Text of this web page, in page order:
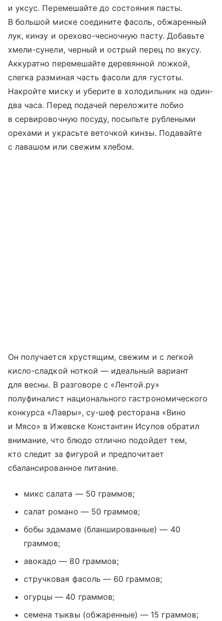
и уксус. Перемешайте до состояния пасты.
В большой миске соедините фасоль, обжаренный
лук, кинзу и орехово-чесночную пасту. Добавьте
хмели-сунели, черный и острый перец по вкусу.
Аккуратно перемешайте деревянной ложкой,
слегка разминая часть фасоли для густоты.
Накройте миску и уберите в холодильник на один-
два часа. Перед подачей переложите лобио
в сервировочную посуду, посыпьте рублеными
орехами и украсьте веточкой кинзы. Подавайте
с лавашом или свежим хлебом.
Он получается хрустящим, свежим и с легкой
кисло-сладкой ноткой — идеальный вариант
для весны. В разговоре с «Лентой.ру»
полуфиналист национального гастрономического
конкурса «Лавры», су-шеф ресторана «Вино
и Мясо» в Ижевске Константин Исупов обратил
внимание, что блюдо отлично подойдет тем,
кто следит за фигурой и предпочитает
сбалансированное питание.
микс салата — 50 граммов;
салат романо — 50 граммов;
бобы эдамаме (бланшированные) — 40
граммов;
авокадо — 80 граммов;
стручковая фасоль — 60 граммов;
огурцы — 40 граммов;
семена тыквы (обжаренные) — 15 граммов;